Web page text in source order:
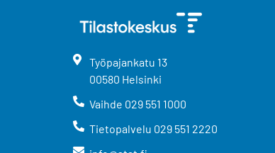
Työpajankatu 13
00580 Helsinki
Vaihde 029 551 1000
Tietopalvelu 029 551 2220